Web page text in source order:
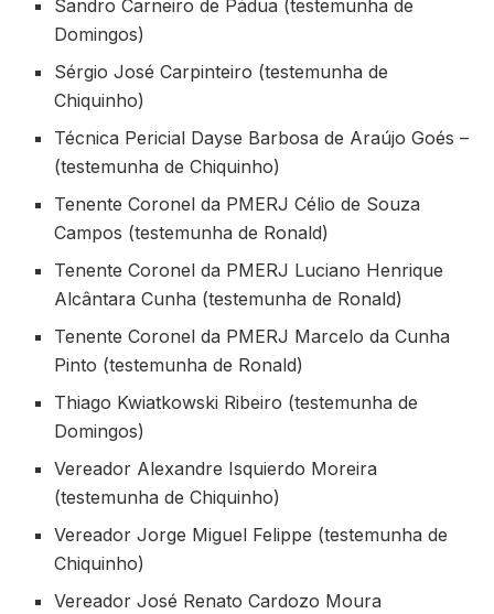
Sandro Carneiro de Pádua (testemunha de
Domingos)
Sérgio José Carpinteiro (testemunha de
Chiquinho)
Técnica Pericial Dayse Barbosa de Araújo Goés –
(testemunha de Chiquinho)
Tenente Coronel da PMERJ Célio de Souza
Campos (testemunha de Ronald)
Tenente Coronel da PMERJ Luciano Henrique
Alcântara Cunha (testemunha de Ronald)
Tenente Coronel da PMERJ Marcelo da Cunha
Pinto (testemunha de Ronald)
Thiago Kwiatkowski Ribeiro (testemunha de
Domingos)
Vereador Alexandre Isquierdo Moreira
(testemunha de Chiquinho)
Vereador Jorge Miguel Felippe (testemunha de
Chiquinho)
Vereador José Renato Cardozo Moura